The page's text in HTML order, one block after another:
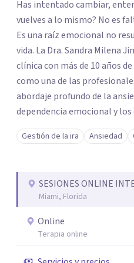
Has intentado cambiar,
vuelves a lo mismo? No es
Es una raíz emocional no
vida. La Dra. Sandra Milena Jiménez Duque es psicóloga
clínica con más de 10 años
como una de las
abordaje profundo de la
dependencia emocional y los
trabajado con pacientes en
acompañando procesos
trabaja el síntoma, trabaja la
metodología interviene en
sistema emocional,
infancia y reestructuración
permitiendo transformar
decisiones desde su origen. Si buscas un proceso
Gestión de la ira Ansiedad
SESIONES ONLINE
Miami, Florida
Online
Terapia online